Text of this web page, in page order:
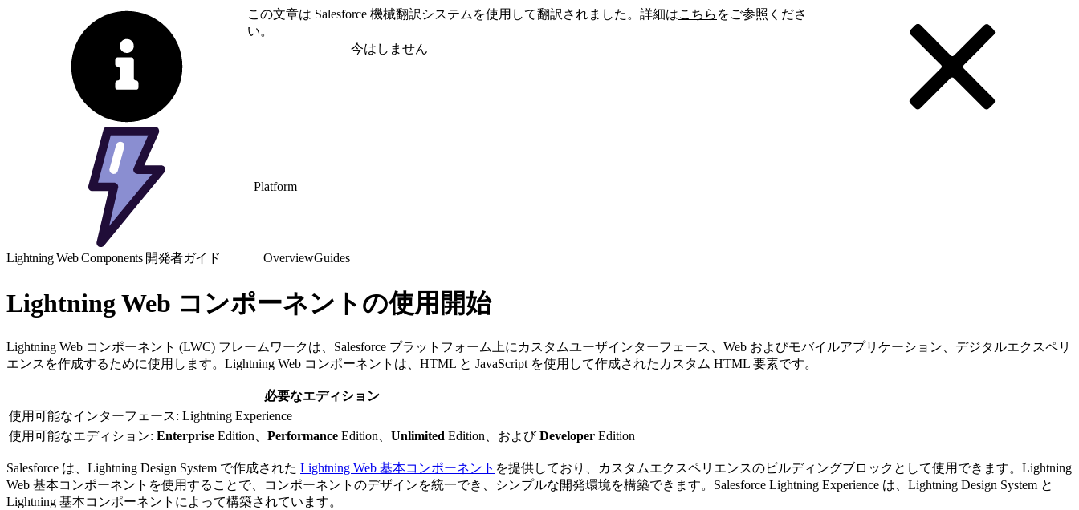
この文章は Salesforce 機械翻訳システムを使用して翻訳されました。詳細はこちら をご参照くださ
い。
今はしません
Platform
Lightning Web Components 開発者ガイド OverviewGuides
Lightning Web コンポーネントの使用開始
Lightning Web コンポーネント (LWC) フレームワークは、Salesforce プラットフォーム上にカスタムユーザインターフェース、Web およびモバイルアプリケーション、デジタルエクスペリ
エンスを作成するために使用します。Lightning Web コンポーネントは、HTML と JavaScript を使用して作成されたカスタム HTML 要素です。
必要なエディション
使用可能なインターフェース: Lightning Experience
使用可能なエディション: Enterprise Edition、 Performance Edition、 Unlimited Edition、およびDeveloper Edition
Salesforce は、Lightning Design System で作成された Lightning Web 基本コンポーネント を提供しており、カスタムエクスペリエンスのビルディングブロックとして使用できます。Lightning
Web 基本コンポーネントを使用することで、コンポーネントのデザインを統一でき、シンプルな開発環境を構築できます。Salesforce Lightning Experience は、Lightning Design System と
Lightning 基本コンポーネントによって構築されています。